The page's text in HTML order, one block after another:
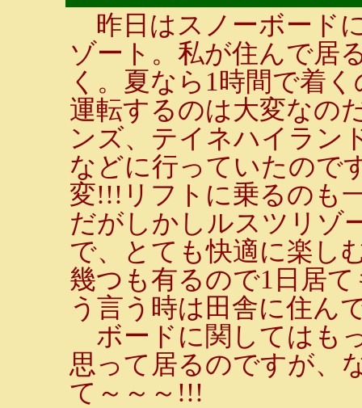
昨日はスノーボード
ゾート。私が住んで居
く。夏なら1時間で着
運転するのは大変なの
ンズ、テイネハイラン
などに行っていたので
変!!!リフトに乗るのも
だがしかしルスツリゾ
で、とても快適に楽し
幾つも有るので1日居
う言う時は田舎に住ん
ボードに関してはも
思って居るのですが、
て～～～!!!